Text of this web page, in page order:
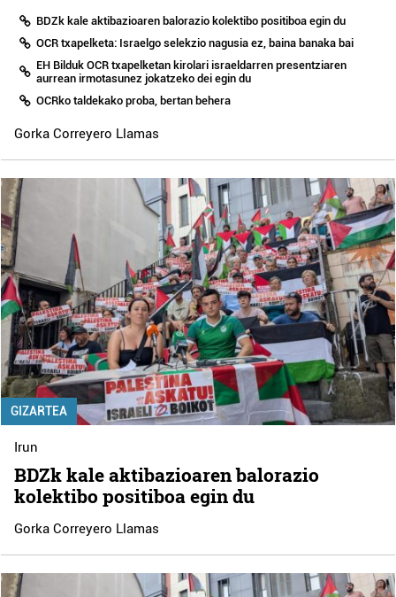
BDZk kale aktibazioaren balorazio kolektibo positiboa egin du
OCR txapelketa: Israelgo selekzio nagusia ez, baina banaka bai
EH Bilduk OCR txapelketan kirolari israeldarren presentziaren
aurrean irmotasunez jokatzeko dei egin du
OCRko taldekako proba, bertan behera
Gorka Correyero Llamas
GIZARTEA
Irun
BDZk kale aktibazioaren balorazio
kolektibo positiboa egin du
Gorka Correyero Llamas